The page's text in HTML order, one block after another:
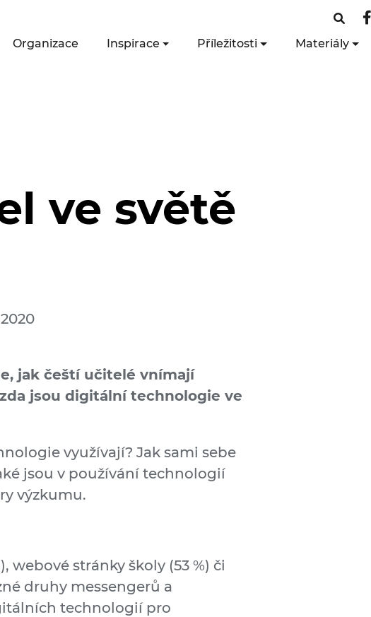
Organizace Inspirace Příležitosti Materiály
ve světě
jak čeští učitelé vnímají
jsou digitální technologie ve
využívají? Jak sami sebe
jsou v používání technologií
výzkumu.
webové stránky školy (53 %) či
druhy messengerů a
technologií pro